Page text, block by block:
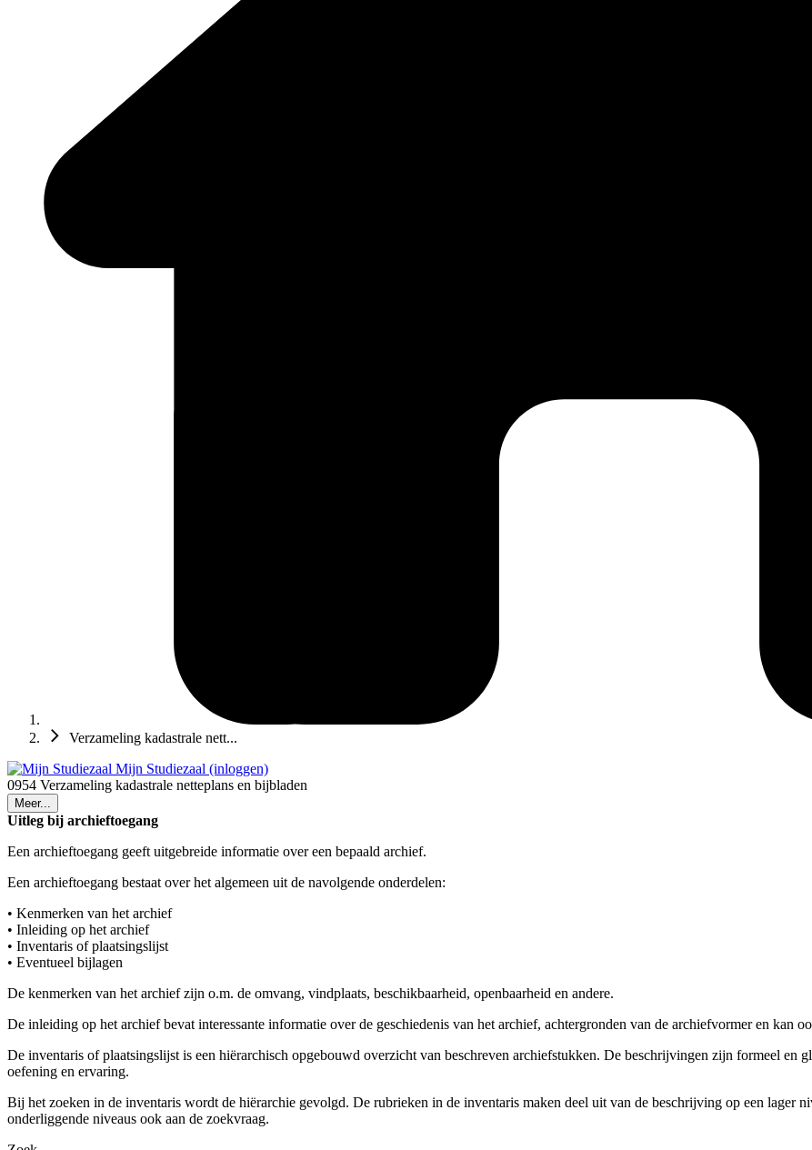
Verzameling kadastrale nett...
Mijn Studiezaal (inloggen)
0954 Verzameling kadastrale netteplans en bijbladen
Meer...
Uitleg bij archieftoegang
Een archieftoegang geeft uitgebreide informatie over een bepaald archief.
Een archieftoegang bestaat over het algemeen uit de navolgende onderdelen:
• Kenmerken van het archief
• Inleiding op het archief
• Inventaris of plaatsingslijst
• Eventueel bijlagen
De kenmerken van het archief zijn o.m. de omvang, vindplaats, beschikbaarheid, openbaarheid en andere.
De inleiding op het archief bevat interessante informatie over de geschiedenis van het archief, achtergronden van de archiefvormer en kan
De inventaris of plaatsingslijst is een hiërarchisch opgebouwd overzicht van beschreven archiefstukken. De beschrijvingen zijn formeel en
oefening en ervaring.
Bij het zoeken in de inventaris wordt de hiërarchie gevolgd. De rubrieken in de inventaris maken deel uit van de beschrijving op een lager
onderliggende niveaus ook aan de zoekvraag.